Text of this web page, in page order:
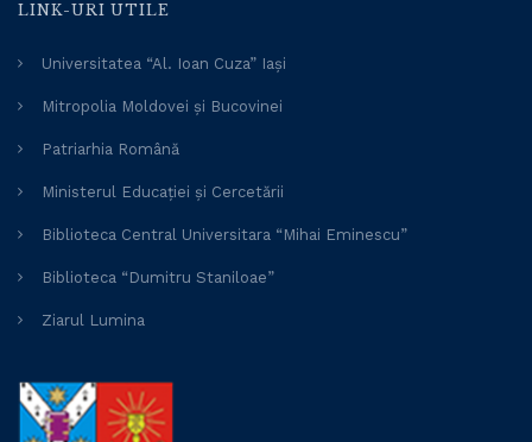
LINK-URI UTILE
Universitatea “Al. Ioan Cuza” Iași
Mitropolia Moldovei și Bucovinei
Patriarhia Română
Ministerul Educației și Cercetării
Biblioteca Central Universitara “Mihai Eminescu”
Biblioteca “Dumitru Staniloae”
Ziarul Lumina